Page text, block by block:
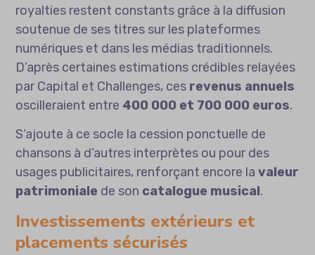
royalties restent constants grâce à la diffusion
soutenue de ses titres sur les plateformes
numériques et dans les médias traditionnels.
D’après certaines estimations crédibles relayées
par Capital et Challenges, ces revenus annuels
oscilleraient entre 400 000 et 700 000 euros.
S’ajoute à ce socle la cession ponctuelle de
chansons à d’autres interprètes ou pour des
usages publicitaires, renforçant encore lavaleur
patrimoniale de son catalogue musical.
Investissements extérieurs et
placements sécurisés